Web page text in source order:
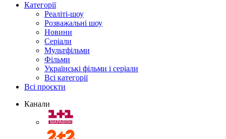
Категорії
Реаліті-шоу
Розважальні шоу
Новини
Серіали
Мультфільми
Фільми
Українські фільми і серіали
Всі категорії
Всі проєкти
Канали